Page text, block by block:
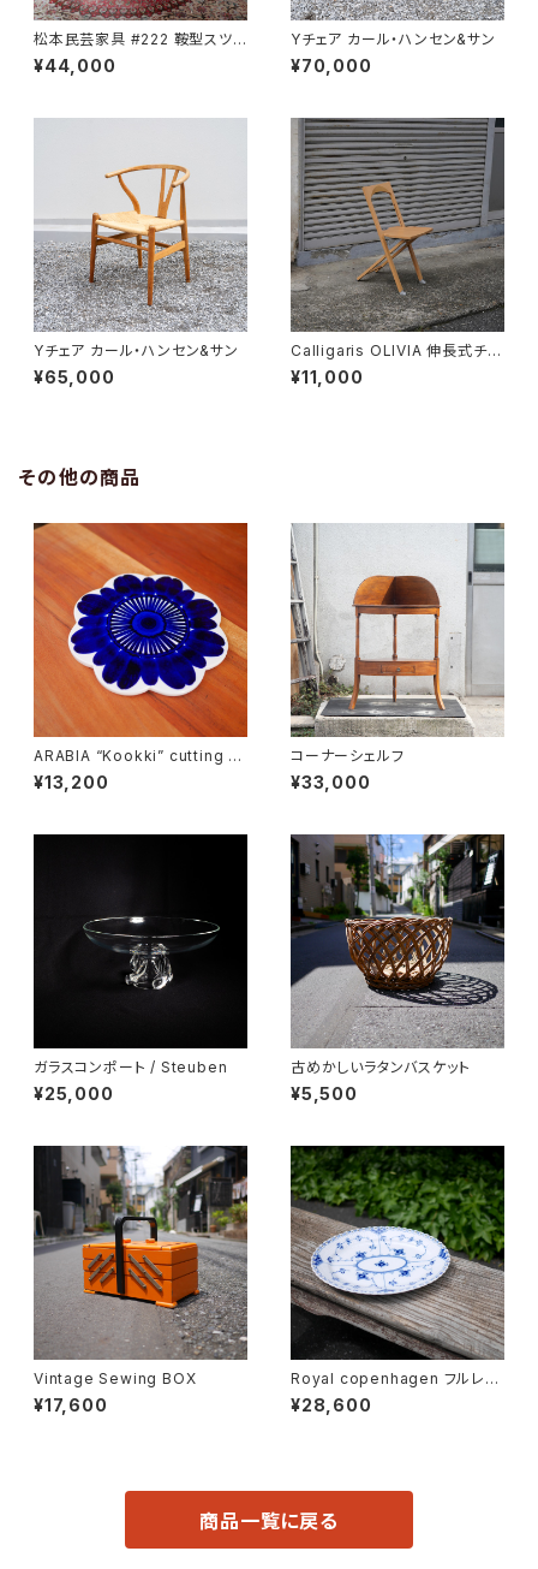
松本民芸家具 #222 鞍型スツ
ール
¥44,000
Yチェア カール・ハンセン&サン
¥70,000
Yチェア カール・ハンセン&サン
¥65,000
Calligaris OLIVIA 伸長式チェ
ア
¥11,000
その他の商品
ARABIA “Kookki” cutting b
oard
¥13,200
コーナーシェルフ
¥33,000
ガラスコンポート / Steuben
¥25,000
古めかしいラタンバスケット
¥5,500
Vintage Sewing BOX
¥17,600
Royal copenhagen フルレー
ス オーバルディッシュ
¥28,600
商品一覧に戻る